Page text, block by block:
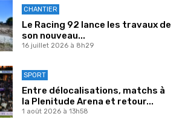
CHANTIER
Le Racing 92 lance les travaux de
son nouveau...
16 juillet 2026 à 8h29
SPORT
Entre délocalisations, matchs à
la Plenitude Arena et retour...
1 août 2026 à 13h58